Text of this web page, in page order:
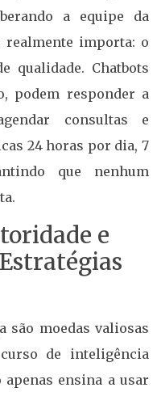
a equipe da
importa: o
qualidade. Chatbots
podem responder a
consultas e
24 horas por dia, 7
que nenhum
e
são moedas valiosas
de inteligência
ensina a usar